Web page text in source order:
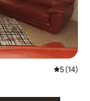
5 (14)